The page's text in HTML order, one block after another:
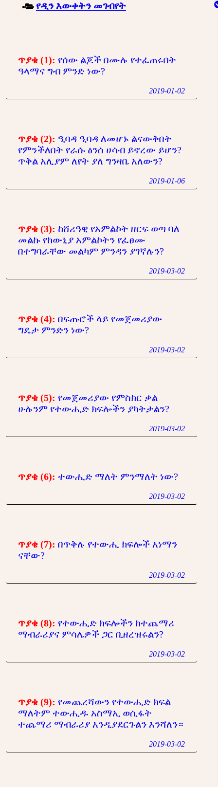
የዲን እውቀትን መገብየት
ጥያቄ (1): የሰው ልጆች በሙሉ የተፈጠሩበት
ዓላማና ግብ ምንድ ነው?
2019-01-02
ጥያቄ (2): ዒባዳ ዒባዳ ለመሆኑ ልናውቅበት
የምንችለበት የራሱ ፅንሰ ሀሳብ ይኖረው ይሆን?
ጥቅል አሊያም ለየት ያለ ግንዛቤ አለውን?
2019-01-06
ጥያቄ (3): ከሸሪዓዊ የአምልኮት ዘርፍ ወጣ ባለ
መልኩ የከውኒያ አምልኮትን የፈፀሙ
በተግባራቸው መልካም ምንዳን ያገኛሉን?
2019-03-02
ጥያቄ (4): በፍጡሮች ላይ የመጀመሪያው
ግዴታ ምንድን ነው?
2019-03-02
ጥያቄ (5): የመጀመሪያው የምስክር ቃል
ሁሉንም የተውሒድ ክፍሎችን ያካትታልን?
2019-03-02
ጥያቄ (6): ተውሒድ ማለት ምንማለት ነው?
2019-03-02
ጥያቄ (7): በጥቅሉ የተውሒ ክፍሎች እነማን
ናቸው?
2019-03-02
ጥያቄ (8): የተውሒድ ክፍሎችን ከተጨማሪ
ማብራሪያና ምሳሌዎች ጋር ቢዘረዝሩልን?
2019-03-02
ጥያቄ (9): የመጨረሻውን የተውሒድ ክፍል
ማለትም ተውሒዱ አስማኢ ወሲፋት
ተጨማሪ ማብራሪያ እንዲያደርጉልን እንሻለን።
2019-03-02